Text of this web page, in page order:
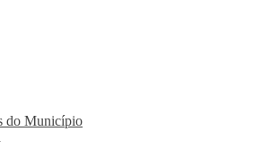
do Município